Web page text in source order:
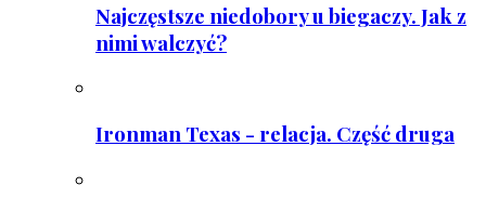
Najczęstsze niedobory u biegaczy. Jak z
nimi walczyć?
Ironman Texas - relacja. Część druga